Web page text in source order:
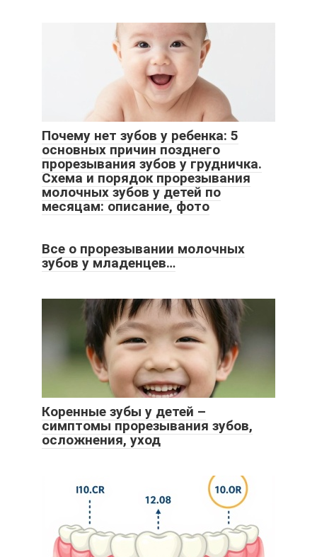
Почему нет зубов у ребенка: 5
основных причин позднего
прорезывания зубов у грудничка.
Схема и порядок прорезывания
молочных зубов у детей по
месяцам: описание, фото
Все о прорезывании молочных
зубов у младенцев…
Коренные зубы у детей –
симптомы прорезывания зубов,
осложнения, уход